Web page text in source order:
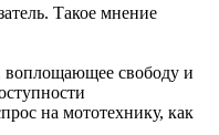
Такое мнение
воплощающее свободу и
на мототехнику, как